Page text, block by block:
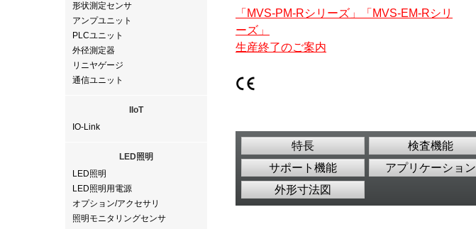
形状測定センサ
アンプユニット
PLCユニット
外径測定器
リニヤゲージ
通信ユニット
IIoT
IO-Link
LED照明
LED照明
LED照明用電源
オプション/アクセサリ
照明モニタリングセンサ
「MVS-PM-Rシリーズ」「MVS-EM-Rシリ
ーズ」
生産終了のご案内
特長 検査機能
サポート機能
アプリケーション
外形寸法図